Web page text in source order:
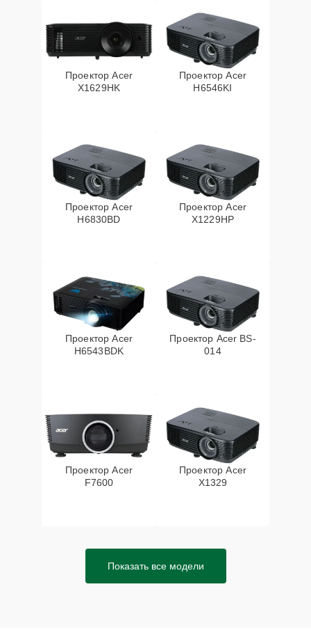
Проектор Acer
X1629HK
Проектор Acer
H6546KI
Проектор Acer
H6830BD
Проектор Acer
X1229HP
Проектор Acer
H6543BDK
Проектор Acer BS-
014
Проектор Acer
F7600
Проектор Acer
X1329
Показать все модели